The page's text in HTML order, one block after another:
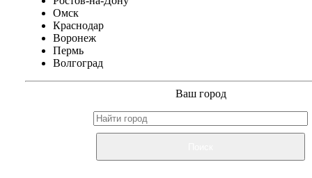
Омск
Краснодар
Воронеж
Пермь
Волгоград
Ваш город